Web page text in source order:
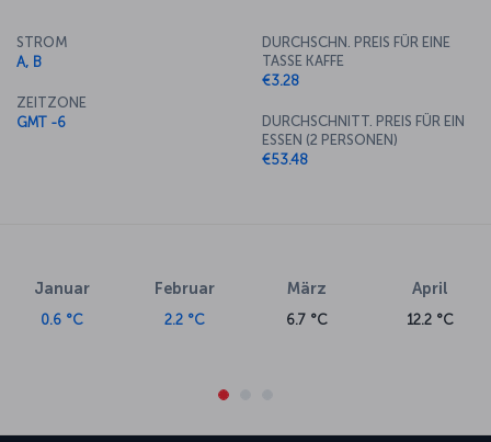
STROM
A, B
ZEITZONE
GMT -6
DURCHSCHN. PREIS FÜR EINE
TASSE KAFFE
€3.28
DURCHSCHNITT. PREIS FÜR EIN
ESSEN (2 PERSONEN)
€53.48
Januar
0.6 °C
Februar
2.2 °C
März
6.7 °C
April
12.2 °C